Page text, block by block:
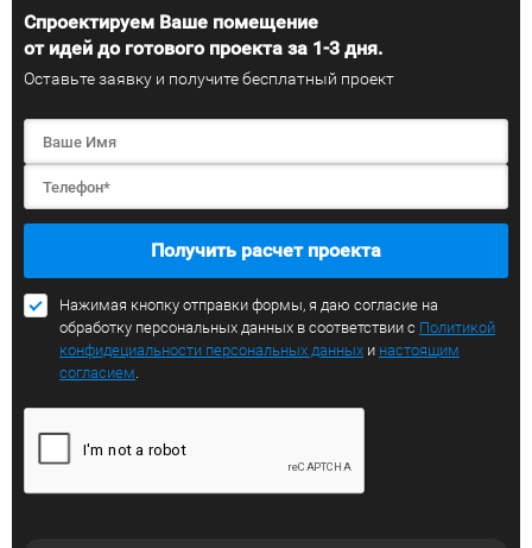
Спроектируем Ваше помещение
от идей до готового проекта за 1-3 дня.
Оставьте заявку и получите бесплатный проект
Получить расчет проекта
Нажимая кнопку отправки формы, я даю согласие на
обработку персональных данных в соответствии с Политикой
конфидециальности персональных данных и настоящим
согласием.